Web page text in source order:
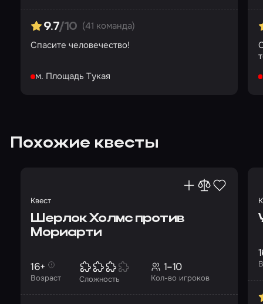
9.7/10 (41 команда)
Спасите человечество!
м. Площадь Тукая
Похожие квесты
Квест
Шерлок Холмс против
Мориарти
Возраст
16+
Сложность Кол-во игроков
1–10